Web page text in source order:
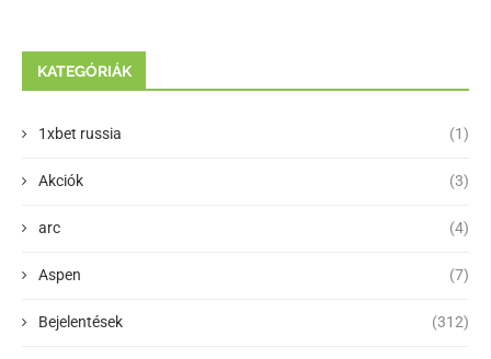
KATEGÓRIÁK
1xbet russia (1)
Akciók (3)
arc (4)
Aspen (7)
Bejelentések (312)